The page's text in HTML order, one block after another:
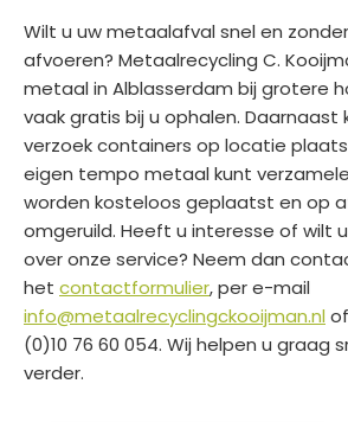
Wilt u uw metaalafval snel en
afvoeren? Metaalrecycling C.
metaal in Alblasserdam bij grotere
vaak gratis bij u ophalen. Daarnaast
verzoek containers op locatie
eigen tempo metaal kunt
worden kosteloos geplaatst en op
omgeruild. Heeft u interesse of wilt
over onze service? Neem dan
het contactformulier, per e-mail
info@metaalrecyclingckooijman.nl
(0)10 76 60 054. Wij helpen u graag
verder.